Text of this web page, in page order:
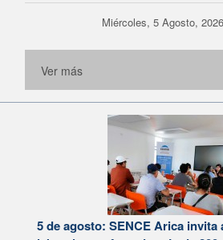
Miércoles, 5 Agosto,
Ver más
5 de agosto: SENCE Arica invita